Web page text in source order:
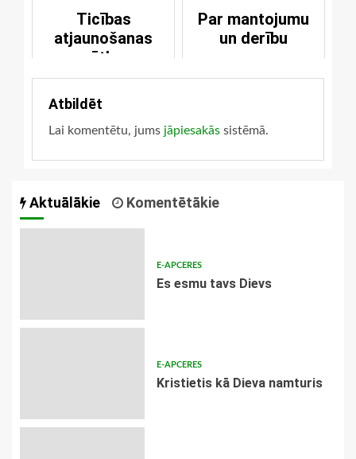
Ticības
atjaunošanas
svētkos
Par mantojumu
un derību
Atbildēt
Lai komentētu, jums jāpiesakās sistēmā.
Aktuālākie Komentētākie
E-APCERES
Es esmu tavs Dievs
E-APCERES
Kristietis kā Dieva namturis